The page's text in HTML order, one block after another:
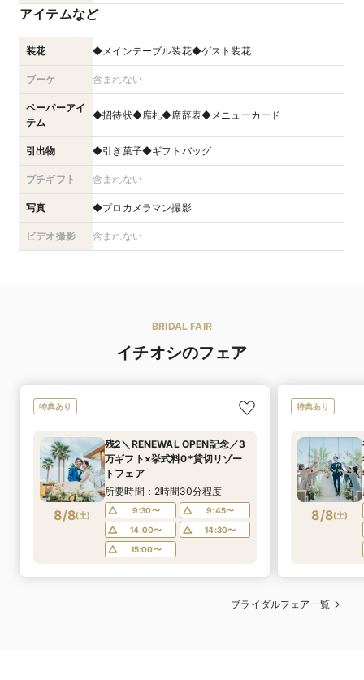
アイテムなど
装花 ◆メインテーブル装花◆ゲスト装花
ブーケ 含まれない
ペーパーアイ
テム
◆招待状◆席札◆席辞表◆メニューカード
引出物 ◆引き菓子◆ギフトバッグ
プチギフト 含まれない
写真 ◆プロカメラマン撮影
ビデオ撮影 含まれない
BRIDAL FAIR
イチオシのフェア
特典あり
8/8(土)
残2＼RENEWAL OPEN記念／3
万ギフト×挙式料0*貸切リゾー
トフェア
所要時間：2時間30分程度
9:30〜
9:45〜
14:00〜
14:30〜
15:00〜
特典あり
8/8(土)
ブライダルフェア一覧